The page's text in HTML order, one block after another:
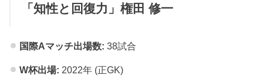
「知性と回復力」権田 修一
国際Aマッチ出場数: 38試合
W杯出場: 2022年 (正GK)